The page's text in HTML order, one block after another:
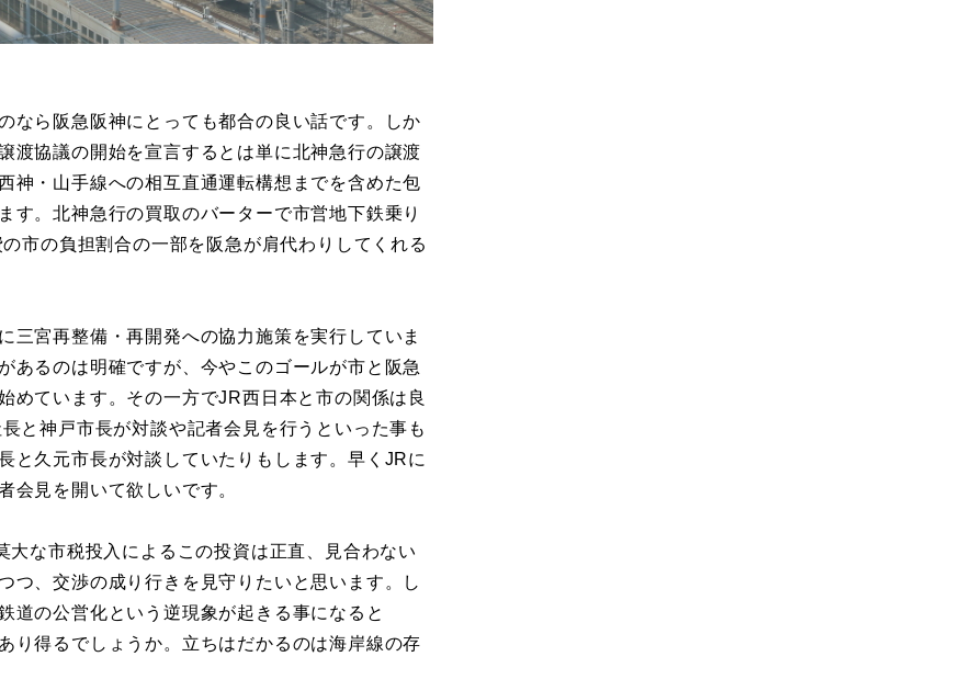
なら阪急阪神にとっても都合の良い話です。しか
渡協議の開始を宣言するとは単に北神急行の譲渡
神・山手線への相互直通運転構想までを含めた包
す。北神急行の買取のバーターで市営地下鉄乗り
市の負担割合の一部を阪急が肩代わりしてくれる
三宮再整備・再開発への協力施策を実行していま
あるのは明確ですが、今やこのゴールが市と阪急
めています。その一方でJR西日本と市の関係は良
と神戸市長が対談や記者会見を行うといった事も
と久元市長が対談していたりもします。早くJRに
会見を開いて欲しいです。
な市税投入によるこの投資は正直、見合わない
つ、交渉の成り行きを見守りたいと思います。し
道の公営化という逆現象が起きる事になると
り得るでしょうか。立ちはだかるのは海岸線の存